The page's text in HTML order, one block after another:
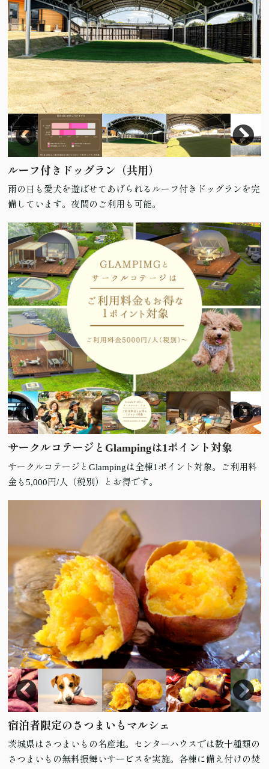
ルーフ付きドッグラン（共用）
雨の日も愛犬を遊ばせてあげられるルーフ付きドッグランを完
備しています。夜間のご利用も可能。
サークルコテージとGlampingは1ポイント対象
サークルコテージとGlampingは全棟1ポイント対象。ご利用料
金も5,000円/人（税別）とお得です。
宿泊者限定のさつまいもマルシェ
茨城県はさつまいもの名産地。センターハウスでは数十種類の
さつまいもの無料振舞いサービスを実施。各棟に備え付けの焚